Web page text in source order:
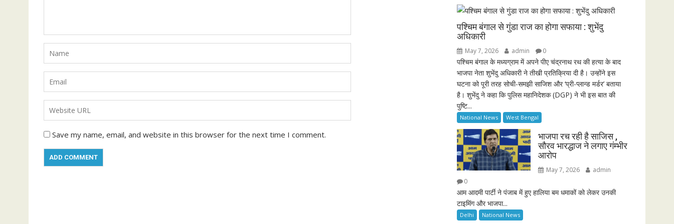
Save my name, email, and website in this browser for the next time I comment.
i
n
l
c
पश्चिम बंगाल से गुंडा राज का होगा सफाया : शुभेंदु
अधिकारी
May 7, 2026 admin 0
पश्चिम बंगाल के मध्यग्राम में अपने पीए चंद्रनाथ रथ की हत्या के बाद
भाजपा नेता शुभेंदु अधिकारी ने तीखी प्रतिक्रिया दी है। उन्होंने इस
घटना को पूरी तरह सोची-समझी साजिश और ‘प्री-प्लान्ड मर्डर’ बताया
है। शुभेंदु ने कहा कि पुलिस महानिदेशक (DGP) ने भी इस बात की
पुष्टि...
National News West Bengal
भाजपा रच रही है साजिस ,
सौरव भारद्धाज ने लगाए गंम्भीर
आरोप
May 7, 2026
admin
0
आम आदमी पार्टी ने पंजाब में हुए हालिया बम धमाकों को लेकर उनकी
टाइमिंग और भाजपा...
Delhi National News